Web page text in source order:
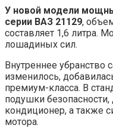
У новой модели
серии ВАЗ 21129,
составляет 1,6 литра.
лошадиных сил.
Внутреннее убранство
изменилось,
премиум-класса. В
подушки
кондиционер, а также
мотора.